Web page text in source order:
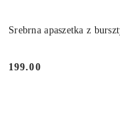
Srebrna apaszetka z
Cena:
199.00